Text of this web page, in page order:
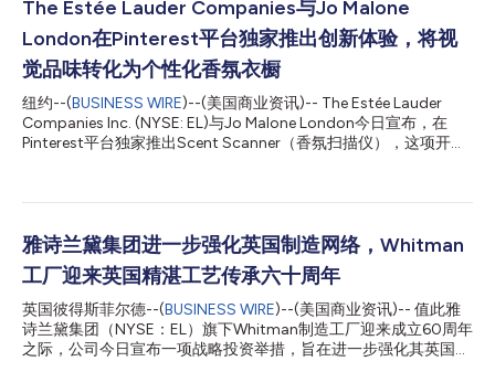
为核心的品牌叙事，进一步提升赢得媒体曝光的能力、增强品牌文
化影响力，并持续提升品牌吸引力。她还将进一步深化与内容创作
者的合作，助力集团旗下品牌在塑造文化趋势的重要平台和场域中
赢得更多关注。 Boyd 女士在美容、奢侈品及生活方式领域拥有深
厚的专业积淀，在品牌战略、传播、公关、消费者互动及文化洞察
等方面具备丰富经验。加入雅诗兰黛集团前，她担任 Together
Group 全球美容与健康业务高级副总裁，全面负责集团美容与健康
业务板块的发展，领导旗下由 15 家业内领先的代理机构和咨询公
The Estée Lauder Companies与Jo Malone
London在Pinterest平台独家推出创新体验，将视
觉品味转化为个性化香氛衣橱
纽约--(BUSINESS WIRE)--(美国商业资讯)-- The Estée Lauder
Companies Inc. (NYSE: EL)与Jo Malone London今日宣布，在
Pinterest平台独家推出Scent Scanner（香氛扫描仪），这项开创
London香氛推荐。 在2025年推出的Jo Malone London AI Scent
者寻找个性化的香氛提供了一种全新方式，将寻香的起点从文字描
述转为视觉图像。如果说AI Scent Advisor是邀请消费者用语言描
述他们正在寻找的香气，那么Scent Scanner则是通过解读视觉灵
感——包括图像、色调、质感、目的地、仪式感和美学风格——
来推荐最适合每个人的香氛。 这款专为Pinterest定制的体验通过
个性化的数字旅程，将Jo Malone London在香氛探索方面的专业
优势生动呈现。在获得用户授权...
雅诗兰黛集团进一步强化英国制造网络，Whitman
工厂迎来英国精湛工艺传承六十周年
英国彼得斯菲尔德--(BUSINESS WIRE)--(美国商业资讯)-- 值此雅
诗兰黛集团（NYSE：EL）旗下Whitman制造工厂迎来成立60周年
之际，公司今日宣布一项战略投资举措，旨在进一步强化其英国制